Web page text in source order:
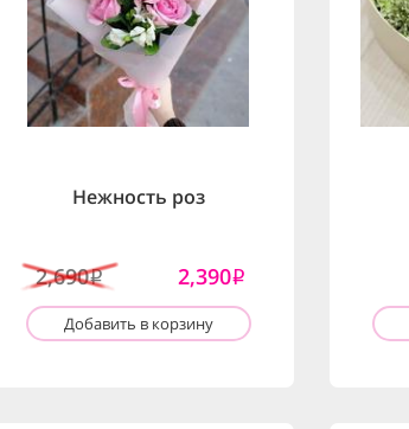
Нежность роз
2,690i 2,390i
Добавить в корзину